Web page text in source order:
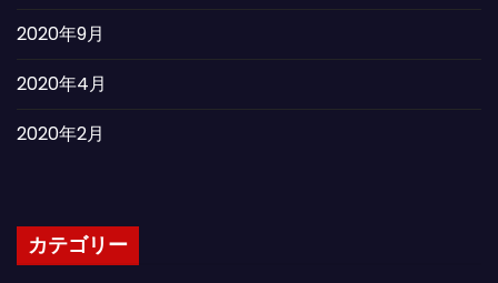
2020年9月
2020年4月
2020年2月
カテゴリー